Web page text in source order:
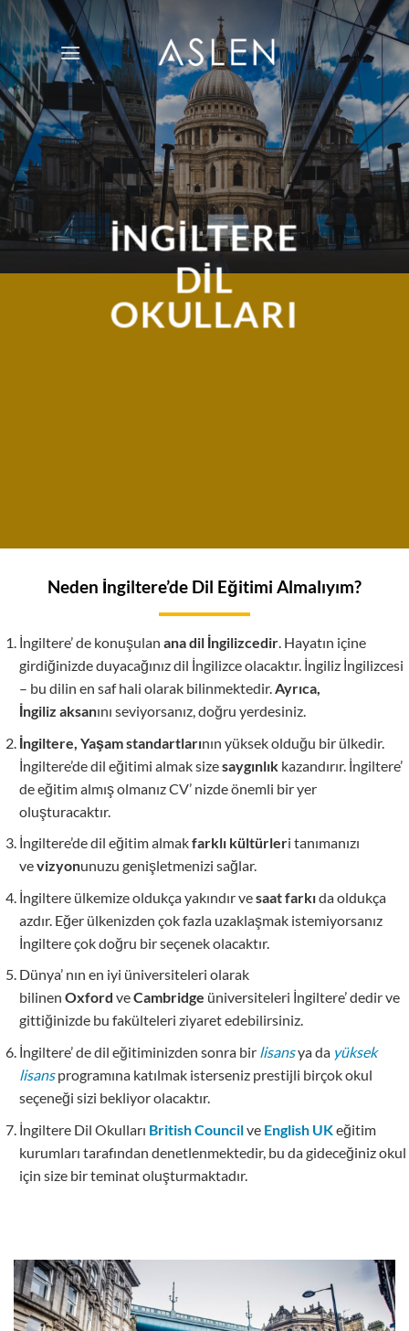
İçeriğe
atla
İNGİLTERE
DİL
OKULLARI
Neden İngiltere’de Dil Eğitimi Almalıyım?
İngiltere’ de konuşulan ana dil İngilizcedir. Hayatın içine
girdiğinizde duyacağınız dil İngilizce olacaktır. İngiliz İngilizcesi
– bu dilin en saf hali olarak bilinmektedir.Ayrıca,
İngiliz aksanını seviyorsanız, doğru yerdesiniz.
İngiltere, Yaşam standartlarının yüksek olduğu bir ülkedir.
İngiltere’de dil eğitimi almak sizesaygınlıkkazandırır. İngiltere’
de eğitim almış olmanız CV’ nizde önemli bir yer
oluşturacaktır.
İngiltere’de dil eğitim almakfarklı kültürleri tanımanızı
vevizyonunuzu genişletmenizi sağlar.
İngiltere ülkemize oldukça yakındır vesaat farkıda oldukça
azdır. Eğer ülkenizden çok fazla uzaklaşmak istemiyorsanız
İngiltere çok doğru bir seçenek olacaktır.
Dünya’ nın en iyi üniversiteleri olarak
bilinen Oxford veCambridge üniversiteleri İngiltere’ dedir ve
gittiğinizde bu fakülteleri ziyaret edebilirsiniz.
İngiltere’ de dil eğitiminizden sonra bir lisansya da yüksek
lisansprogramına katılmak isterseniz prestijli birçok okul
seçeneği sizi bekliyor olacaktır.
İngiltere Dil Okulları British CouncilveEnglish UKeğitim
kurumları tarafından denetlenmektedir, bu da gideceğiniz okul
için size bir teminat oluşturmaktadır.